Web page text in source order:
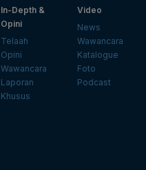
In-Depth &
Opini
Telaah
Opini
Wawancara
Laporan
Khusus
Video
News
Wawancara
Katalogue
Foto
Podcast